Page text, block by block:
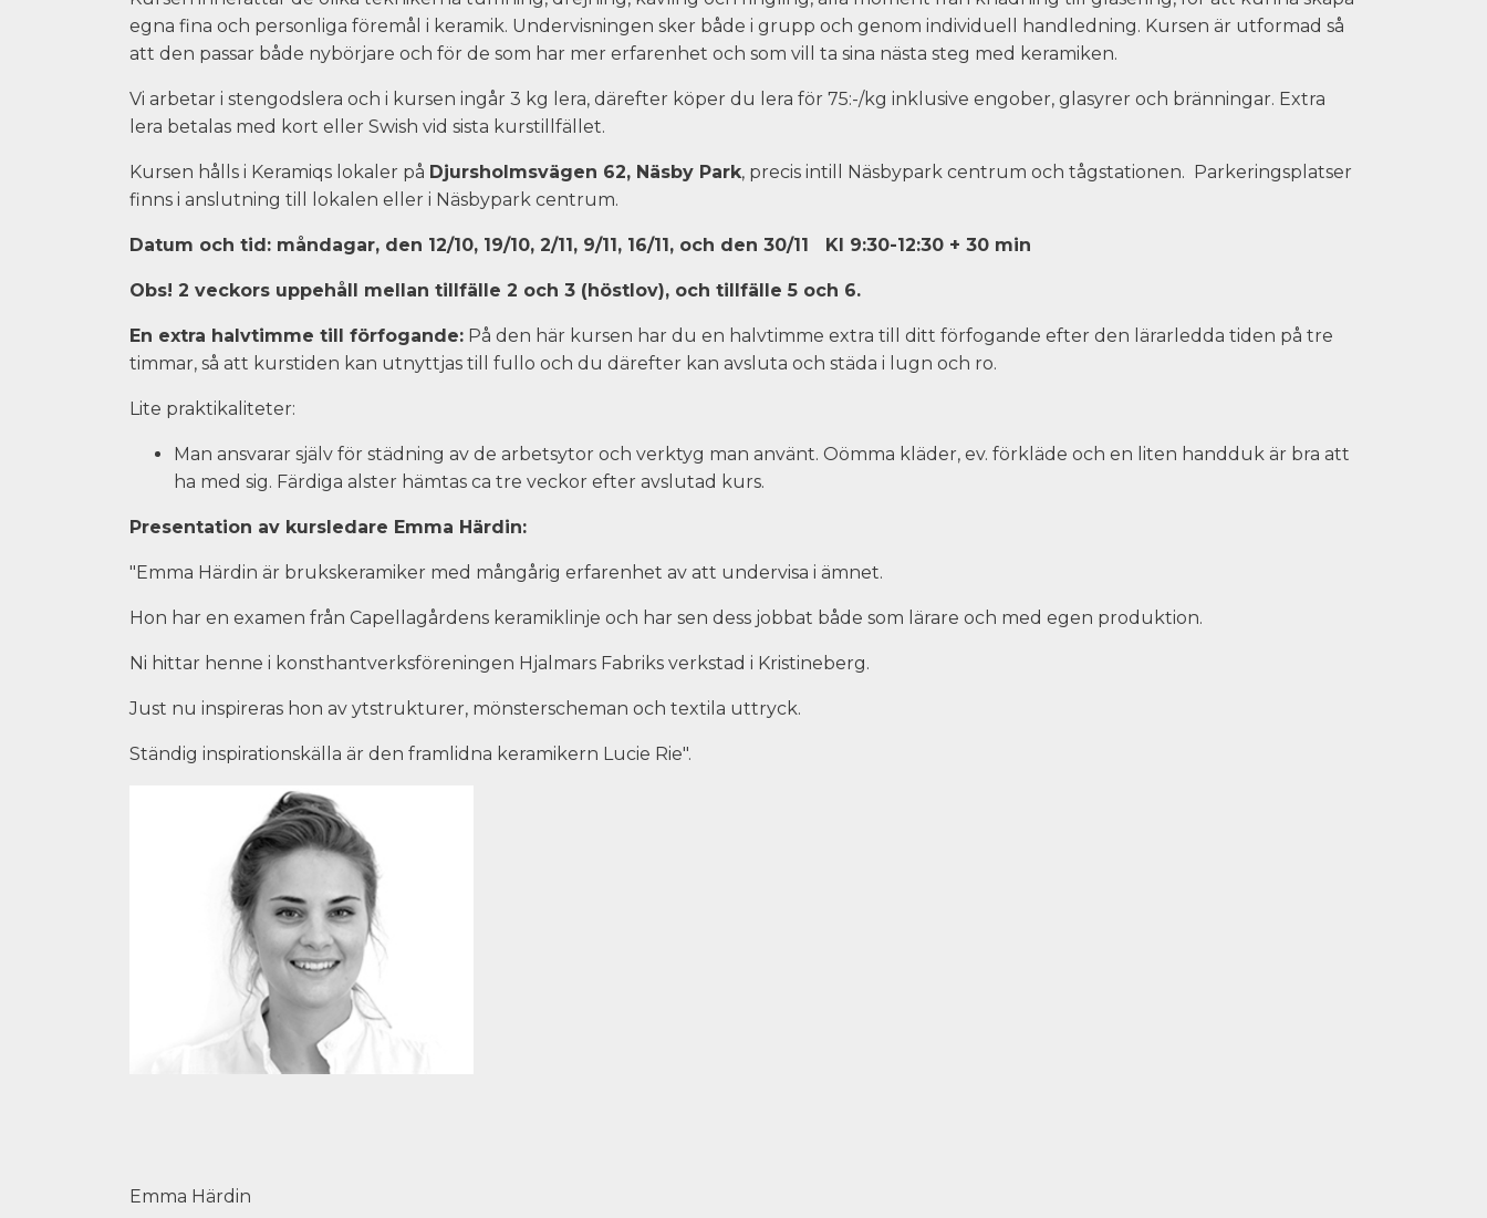
egna fina och personliga föremål i keramik. Undervisningen sker både i grupp och genom individuell handledning. Kursen är utformad så
att den passar både nybörjare och för de som har mer erfarenhet och som vill ta sina nästa steg med keramiken.
Vi arbetar i stengodslera och i kursen ingår 3 kg lera, därefter köper du lera för 75:-/kg inklusive engober, glasyrer och bränningar. Extra
lera betalas med kort eller Swish vid sista kurstillfället.
Kursen hålls i Keramiqs lokaler på Djursholmsvägen 62, Näsby Park, precis intill Näsbypark centrum och tågstationen. Parkeringsplatser
finns i anslutning till lokalen eller i Näsbypark centrum.
Datum och tid: måndagar, den 12/10, 19/10, 2/11, 9/11, 16/11, och den 30/11 Kl 9:30-12:30 + 30 min
Obs! 2 veckors uppehåll mellan tillfälle 2 och 3 (höstlov), och tillfälle 5 och 6.
En extra halvtimme till förfogande: På den här kursen har du en halvtimme extra till ditt förfogande efter den lärarledda tiden på tre
timmar, så att kurstiden kan utnyttjas till fullo och du därefter kan avsluta och städa i lugn och ro.
Lite praktikaliteter:
Man ansvarar själv för städning av de arbetsytor och verktyg man använt. Oömma kläder, ev. förkläde och en liten handduk är bra att
ha med sig. Färdiga alster hämtas ca tre veckor efter avslutad kurs.
Presentation av kursledare Emma Härdin:
"Emma Härdin är brukskeramiker med mångårig erfarenhet av att undervisa i ämnet.
Hon har en examen från Capellagårdens keramiklinje och har sen dess jobbat både som lärare och med egen produktion.
Ni hittar henne i konsthantverksföreningen Hjalmars Fabriks verkstad i Kristineberg.
Just nu inspireras hon av ytstrukturer, mönsterscheman och textila uttryck.
Ständig inspirationskälla är den framlidna keramikern Lucie Rie".
Emma Härdin